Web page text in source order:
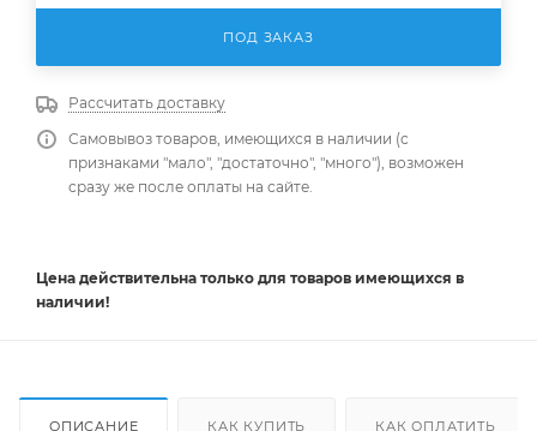
ПОД ЗАКАЗ
Рассчитать доставку
Самовывоз товаров, имеющихся в наличии (с
признаками "мало", "достаточно", "много"), возможен
сразу же после оплаты на сайте.
Цена действительна только для товаров имеющихся в
наличии!
ОПИСАНИЕ КАК КУПИТЬ КАК ОПЛАТИТЬ